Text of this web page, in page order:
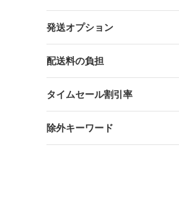
発送オプション
配送料の負担
タイムセール割引率
除外キーワード